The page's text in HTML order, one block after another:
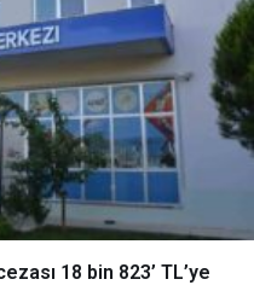
18 bin 823’ TL’ye